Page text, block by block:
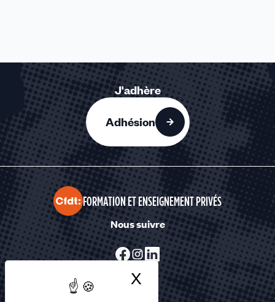
X Masquer le
J'adhère
Adhésion
FORMATION ET ENSEIGNEMENT PRIVÉS
Nous suivre